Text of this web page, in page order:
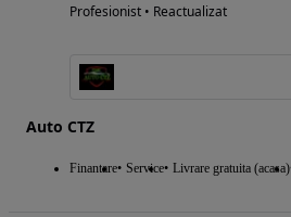
Profesionist • Reactualizat
Auto CTZ
Finantare Service Livrare gratuita (acasa)